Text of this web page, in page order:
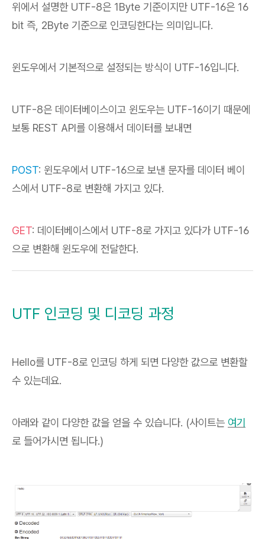
위에서 설명한 UTF-8은 1Byte 기준이지만 UTF-16은 16
bit 즉, 2Byte 기준으로 인코딩한다는 의미입니다.
윈도우에서 기본적으로 설정되는 방식이 UTF-16입니다.
UTF-8은 데이터베이스이고 윈도우는 UTF-16이기 때문에
보통 REST API를 이용해서 데이터를 보내면
POST: 윈도우에서 UTF-16으로 보낸 문자를 데이터 베이
스에서 UTF-8로 변환해 가지고 있다.
GET: 데이터베이스에서 UTF-8로 가지고 있다가 UTF-16
으로 변환해 윈도우에 전달한다.
UTF 인코딩 및 디코딩 과정
Hello를 UTF-8로 인코딩 하게 되면 다양한 값으로 변환할
수 있는데요.
아래와 같이 다양한 값을 얻을 수 있습니다. (사이트는 여기
로 들어가시면 됩니다.)